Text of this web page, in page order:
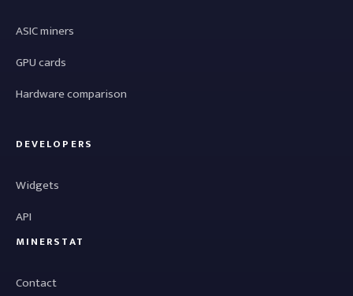
ASIC miners
GPU cards
Hardware comparison
DEVELOPERS
Widgets
API
MINERSTAT
Contact